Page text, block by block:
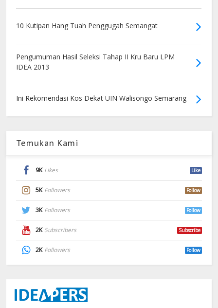
10 Kutipan Hang Tuah Penggugah Semangat
Pengumuman Hasil Seleksi Tahap II Kru Baru LPM
IDEA 2013
Ini Rekomendasi Kos Dekat UIN Walisongo Semarang
Temukan Kami
9K Likes Like
5K Followers Follow
3K Followers Follow
2K Subscribers Subscribe
2K Followers Follow